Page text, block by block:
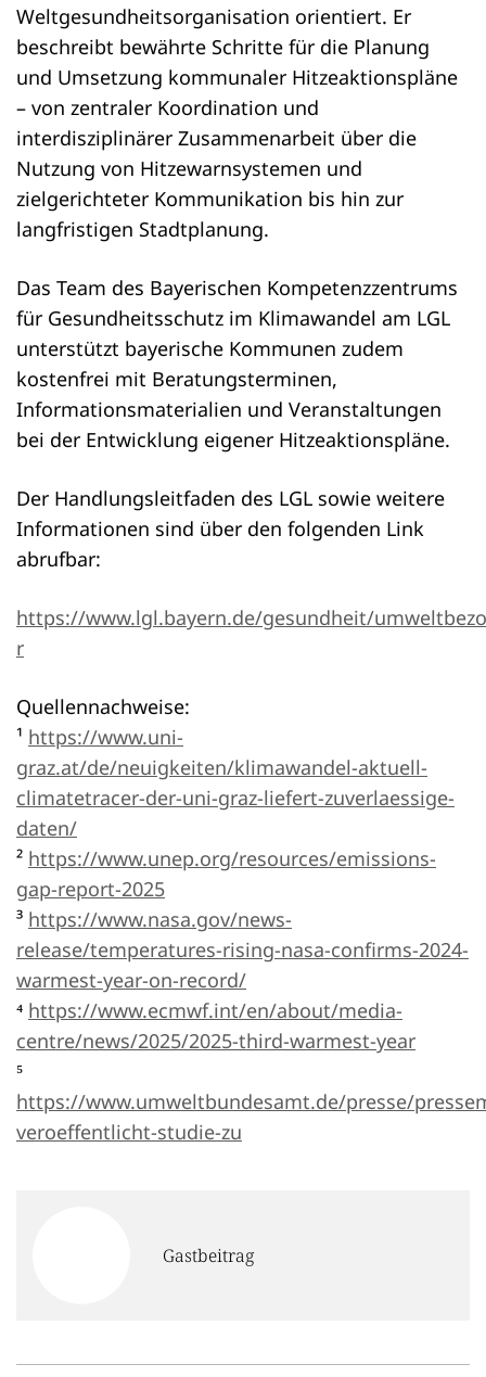
Weltgesundheitsorganisation orientiert. Er
beschreibt bewährte Schritte für die Planung
und Umsetzung kommunaler Hitzeaktionspläne
– von zentraler Koordination und
interdisziplinärer Zusammenarbeit über die
Nutzung von Hitzewarnsystemen und
zielgerichteter Kommunikation bis hin zur
langfristigen Stadtplanung.
Das Team des Bayerischen Kompetenzzentrums
für Gesundheitsschutz im Klimawandel am LGL
unterstützt bayerische Kommunen zudem
kostenfrei mit Beratungsterminen,
Informationsmaterialien und Veranstaltungen
bei der Entwicklung eigener Hitzeaktionspläne.
Der Handlungsleitfaden des LGL sowie weitere
Informationen sind über den folgenden Link
abrufbar:
https://www.lgl.bayern.de/gesundheit/
r
Quellennachweise:
¹ https://www.uni-
graz.at/de/neuigkeiten/klimawandel-aktuell-
climatetracer-der-uni-graz-liefert-zuverlaessige-
daten/
² https://www.unep.org/resources/emissions-
gap-report-2025
³ https://www.nasa.gov/news-
release/temperatures-rising-nasa-confirms-2024-
warmest-year-on-record/
⁴ https://www.ecmwf.int/en/about/media-
centre/news/2025/2025-third-warmest-year
⁵
https://www.umweltbundesamt.de/presse/
veroeffentlicht-studie-zu
Gastbeitrag